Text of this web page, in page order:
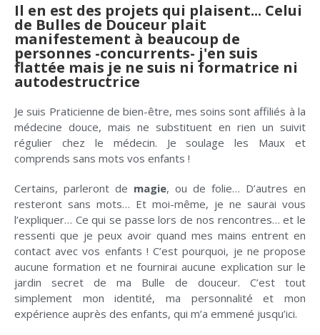
Il en est des projets qui plaisent... Celui
de Bulles de Douceur plait
manifestement à beaucoup de
personnes -concurrents- j'en suis
flattée mais je ne suis ni formatrice ni
autodestructrice
Je suis Praticienne de bien-être, mes soins sont affiliés à la
médecine douce, mais ne substituent en rien un suivit
régulier chez le médecin. Je soulage les Maux et
comprends sans mots vos enfants !
Certains, parleront de magie, ou de folie… D’autres en
resteront sans mots… Et moi-même, je ne saurai vous
l’expliquer… Ce qui se passe lors de nos rencontres… et le
ressenti que je peux avoir quand mes mains entrent en
contact avec vos enfants ! C’est pourquoi, je ne propose
aucune formation et ne fournirai aucune explication sur le
jardin secret de ma Bulle de douceur. C’est tout
simplement mon identité, ma personnalité et mon
expérience auprès des enfants, qui m’a emmené jusqu’ici.